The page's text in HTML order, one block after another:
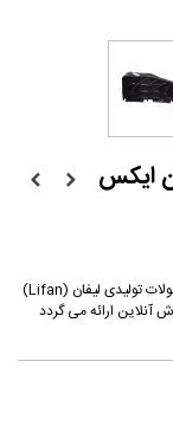
ایکس
قطعه کشویی کوچک سپر عقب راست لیفان ایکس 50 از محصولات تولیدی لیفان (Lifan)
آنلاین ارائه می گردد